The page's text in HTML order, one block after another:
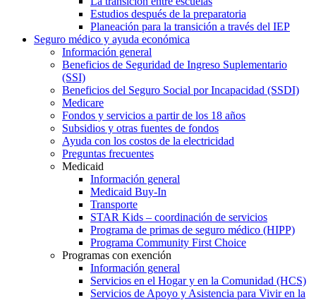
Estudios después de la preparatoria
Planeación para la transición a través del IEP
Seguro médico y ayuda económica
Información general
Beneficios de Seguridad de Ingreso Suplementario
(SSI)
Beneficios del Seguro Social por Incapacidad (SSDI)
Medicare
Fondos y servicios a partir de los 18 años
Subsidios y otras fuentes de fondos
Ayuda con los costos de la electricidad
Preguntas frecuentes
Medicaid
Información general
Medicaid Buy-In
Transporte
STAR Kids – coordinación de servicios
Programa de primas de seguro médico (HIPP)
Programa Community First Choice
Programas con exención
Información general
Servicios en el Hogar y en la Comunidad (HCS)
Servicios de Apoyo y Asistencia para Vivir en la